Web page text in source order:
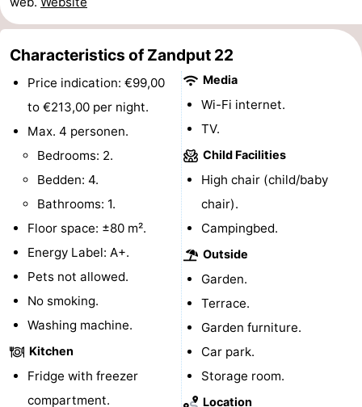
Characteristics of Zandput 22
Price indication: €99,00
to €213,00 per night.
Max. 4 personen.
Bedrooms: 2.
Bedden: 4.
Bathrooms: 1.
Floor space: ±80 m².
Energy Label: A+.
Pets not allowed.
No smoking.
Washing machine.
Kitchen
Fridge with freezer
compartment.
Media
Wi-Fi internet.
TV.
Child Facilities
High chair (child/baby
chair).
Campingbed.
Outside
Garden.
Terrace.
Garden furniture.
Car park.
Storage room.
Location